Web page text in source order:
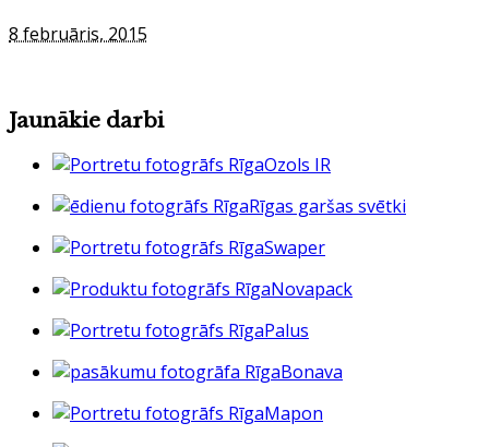
8 februāris, 2015
Jaunākie darbi
Ozols IR
Rīgas garšas svētki
Swaper
Novapack
Palus
Bonava
Mapon